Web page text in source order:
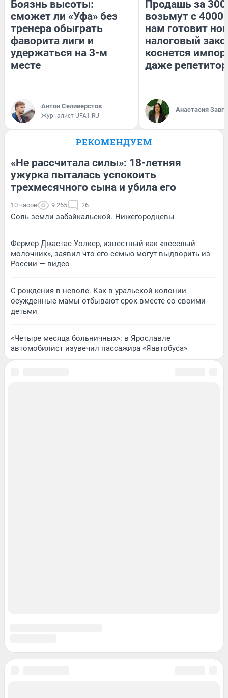
Боязнь высоты:
сможет ли «Уфа» без
тренера обыграть
фаворита лиги и
удержаться на 3-м
месте
Антон Селиверстов
Журналист UFA1.RU
Продашь за
возьмут с
нам готовит
налоговый
коснется
даже
Анастасия
РЕКОМЕНДУЕМ
«Не рассчитала силы»: 18-летняя
ужурка пыталась успокоить
трехмесячного сына и убила его
10 часов 9 265 26
Соль земли забайкальской. Нижегородцевы
Фермер Джастас Уолкер, известный как «веселый
молочник», заявил что его семью могут выдворить из
России — видео
С рождения в неволе. Как в уральской колонии
осужденные мамы отбывают срок вместе со своими
детьми
«Четыре месяца больничных»: в Ярославле
автомобилист изувечил пассажира «Яавтобуса»